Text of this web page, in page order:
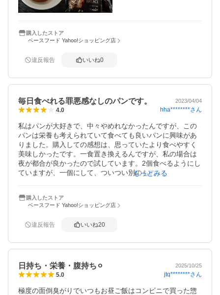
後は、何とか継続割引などが出来ると
購入したストア
ベースフード Yahoo!ショッピング店
違反報告 いいね0
毎日食べれる罪悪感なしのパンです。 2023/04/04
4.0 hha********さん
私はパンが大好きで、中々やめれなかったんですが、この
パンは栄養も考えられていて食べても良いパンに興味があ
りました。購入しての感想は、思っていたより食べやすく
美味しかったです。一食置き換えるんですが、私の場合は
夜が都合が良かったので試しています。2個食べるようにし
ていますが、一個にして、ついつい別のものを食べたくな
ようと思います。
もっとみる
購入したストア
ベースフード Yahoo!ショッピング店
違反報告 いいね20
日持ち・栄養・腹持ち⚪︎ 2025/10/25
5.0 jtq********さん
極度の面倒臭がりでいつもお昼ご飯はコンビニで買った惣